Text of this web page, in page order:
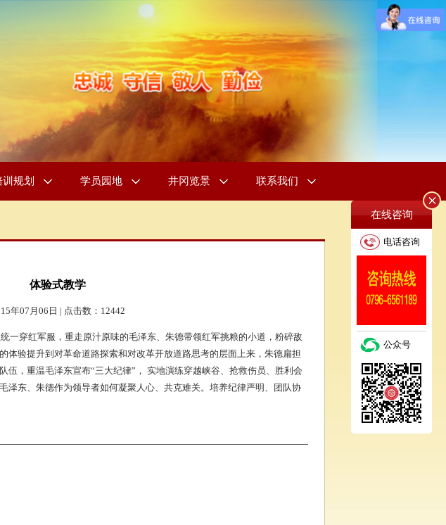
在线咨询
电话咨询
公众号
训规划 学员园地 井冈览景 联系我们
体验式教学
年07月06日 | 点击数：12442
一穿红军服，重走原汁原味的毛泽东、朱德带领红军挑粮的小道，粉碎敌
体验提升到对革命道路探索和对改革开放道路思考的层面上来，朱德扁担
伍，重温毛泽东宣布“三大纪律”， 实地演练穿越峡谷、抢救伤员、胜利会
泽东、朱德作为领导者如何凝聚人心、共克难关。培养纪律严明、团队协